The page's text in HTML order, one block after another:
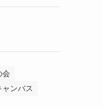
会
ャンバス